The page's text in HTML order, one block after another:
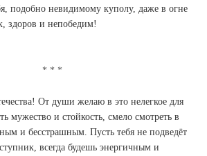
подобно невидимому куполу, даже в огне
здоров и непобедим!
От души желаю в это нелегкое для
мужество и стойкость, смело смотреть в
и бесстрашным. Пусть тебя не подведёт
всегда будешь энергичным и